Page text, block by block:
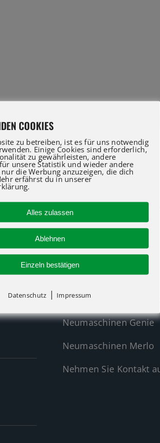
und Service beraten Sie gerne.
Sie unser Kontaktformular für eine
NEUMASCHINEN
Neumaschinen
Neumaschinen Genie
Neumaschinen Merlo
Nehmen Sie Kontakt
COOKIES
zu betreiben, ist es für uns notwendig
Einige Cookies sind erforderlich,
zu gewährleisten, andere
unsere Statistik und wieder andere
die Werbung anzuzeigen, die dich
erfährst du in unserer
Alles zulassen
Ablehnen
Einzeln bestätigen
Datenschutz | Impressum